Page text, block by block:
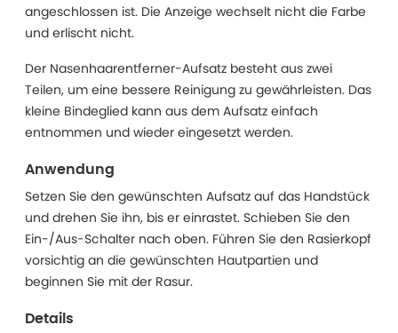
angeschlossen ist. Die Anzeige wechselt nicht die Farbe
und erlischt nicht.
Der Nasenhaarentferner-Aufsatz besteht aus zwei
Teilen, um eine bessere Reinigung zu gewährleisten. Das
kleine Bindeglied kann aus dem Aufsatz einfach
entnommen und wieder eingesetzt werden.
Anwendung
Setzen Sie den gewünschten Aufsatz auf das Handstück
und drehen Sie ihn, bis er einrastet. Schieben Sie den
Ein-/Aus-Schalter nach oben. Führen Sie den Rasierkopf
vorsichtig an die gewünschten Hautpartien und
beginnen Sie mit der Rasur.
Details